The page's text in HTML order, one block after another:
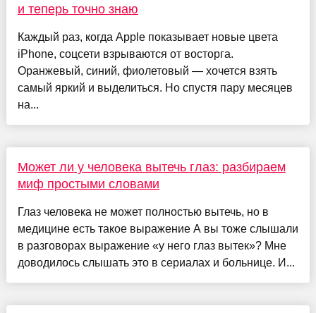
и теперь точно знаю
Каждый раз, когда Apple показывает новые цвета
iPhone, соцсети взрываются от восторга.
Оранжевый, синий, фиолетовый — хочется взять
самый яркий и выделиться. Но спустя пару месяцев
на...
Может ли у человека вытечь глаз: разбираем
миф простыми словами
Глаз человека не может полностью вытечь, но в
медицине есть такое выражение А вы тоже слышали
в разговорах выражение «у него глаз вытек»? Мне
доводилось слышать это в сериалах и больнице. И...